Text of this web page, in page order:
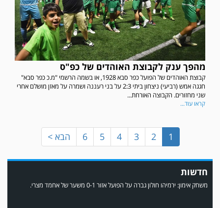
מהפך ענק לקבוצת האוהדים של כפ"ס
קבוצת האוהדים של הפועל כפר סבא 1928, או בשמה הרשמי "מ.כ כפר סבא"
חגגה אמש (רביעי) ניצחון ביתי 2:3 על בני רעננה ושמרה על מאזן מושלם אחרי
שני מחזורים. הקבוצה האורחת...
קראו עוד...
1
2
3
4
5
6 הבא >
חדשות
במשחק אימון שהתקיים הבוקר יום ה' ניצחה קרית מלאכי את עירוני אשדוד 5-0.
משחק אימון: ירמיהו חולון גברה על הפועל אזור 0-1 משער של אחמד מצרי.